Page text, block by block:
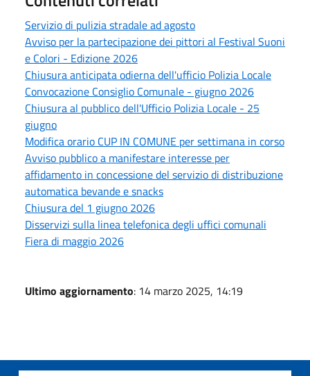
Servizio di pulizia stradale ad agosto
Avviso per la partecipazione dei pittori al Festival Suoni
e Colori - Edizione 2026
Chiusura anticipata odierna dell'ufficio Polizia Locale
Convocazione Consiglio Comunale - giugno 2026
Chiusura al pubblico dell'Ufficio Polizia Locale - 25
giugno
Modifica orario CUP IN COMUNE per settimana in corso
Avviso pubblico a manifestare interesse per
affidamento in concessione del servizio di distribuzione
automatica bevande e snacks
Chiusura del 1 giugno 2026
Disservizi sulla linea telefonica degli uffici comunali
Fiera di maggio 2026
Ultimo aggiornamento: 14 marzo 2025, 14:19